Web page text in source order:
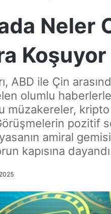
Neler
Koşuyor
ABD ile Çin
olumlu
müzakereler,
pozitif
amiral
kapısına